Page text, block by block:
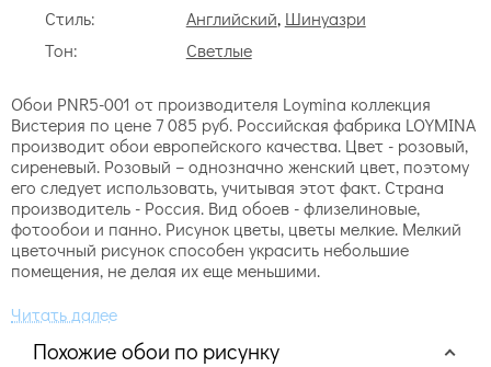
Стиль:
Английский, Шинуазри
Тон:
Светлые
Обои PNR5-001 от производителя Loymina коллекция
Вистерия по цене 7 085 руб. Российская фабрика LOYMINA
производит обои европейского качества. Цвет - розовый,
сиреневый. Розовый – однозначно женский цвет, поэтому
его следует использовать, учитывая этот факт. Страна
производитель - Россия. Вид обоев - флизелиновые,
фотообои и панно. Рисунок цветы, цветы мелкие. Мелкий
цветочный рисунок способен украсить небольшие
помещения, не делая их еще меньшими.
Похожие обои по рисунку